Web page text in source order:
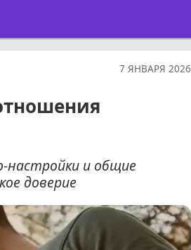
7 ЯНВАРЯ 2026
настройки и общие
доверие